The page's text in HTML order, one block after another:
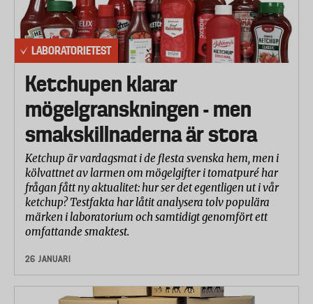
LABORATORIETEST
Ketchupen klarar
mögelgranskningen - men
smakskillnaderna är stora
Ketchup är vardagsmat i de flesta svenska hem, men i
kölvattnet av larmen om mögelgifter i tomatpuré har
frågan fått ny aktualitet: hur ser det egentligen ut i vår
ketchup? Testfakta har låtit analysera tolv populära
märken i laboratorium och samtidigt genomfört ett
omfattande smaktest.
26 JANUARI